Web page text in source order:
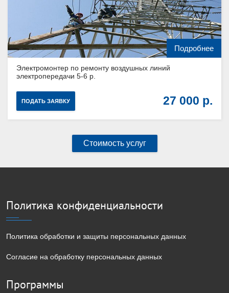
Подробнее
Электромонтер по ремонту воздушных линий
электропередачи 5-6 р.
ПОДАТЬ ЗАЯВКУ 27 000
Стоимость услуг
Политика конфиденциальности
Политика обработки и защиты персональных данных
Согласие на обработку персональных данных
Программы